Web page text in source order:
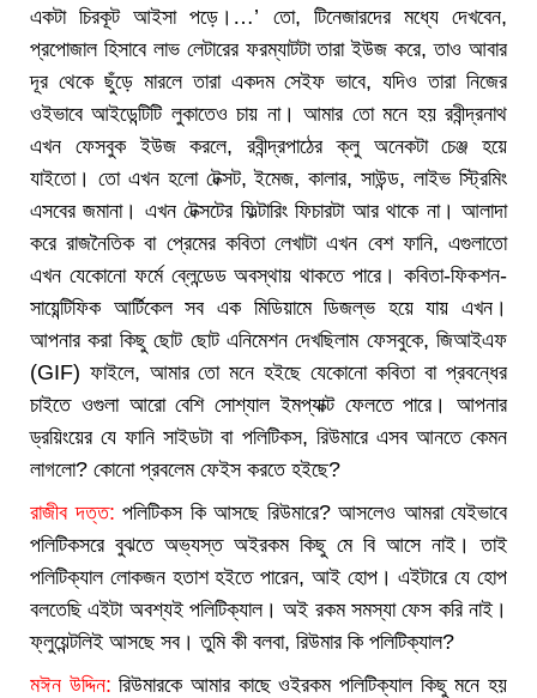
একটা চিরকূট আইসা পড়ে।…’ তো, টিনেজারদের মধ্যে দেখবেন,
প্রপোজাল হিসাবে লাভ লেটারের ফরম্যাটটা তারা ইউজ করে, তাও আবার
দূর থেকে ছুঁড়ে মারলে তারা একদম সেইফ ভাবে, যদিও তারা নিজের
ওইভাবে আইডেন্টিটি লুকাতেও চায় না। আমার তো মনে হয় রবীন্দ্রনাথ
এখন ফেসবুক ইউজ করলে, রবীন্দ্রপাঠের ক্লু অনেকটা চেঞ্জ হয়ে
যাইতো। তো এখন হলো টেক্সট, ইমেজ, কালার, সাউন্ড, লাইভ স্ট্রিমিং
এসবের জমানা। এখন টেক্সটের ফিল্টারিং ফিচারটা আর থাকে না। আলাদা
করে রাজনৈতিক বা প্রেমের কবিতা লেখাটা এখন বেশ ফানি, এগুলাতো
এখন যেকোনো ফর্মে ব্লেন্ডেড অবস্থায় থাকতে পারে। কবিতা-ফিকশন-
সায়েন্টিফিক আর্টিকেল সব এক মিডিয়ামে ডিজল্ভ হয়ে যায় এখন।
আপনার করা কিছু ছোট ছোট এনিমেশন দেখছিলাম ফেসবুকে, জিআইএফ
(GIF) ফাইলে, আমার তো মনে হইছে যেকোনো কবিতা বা প্রবন্ধের
চাইতে ওগুলা আরো বেশি সোশ্যাল ইমপ্যাক্ট ফেলতে পারে। আপনার
ড্রয়িংয়ের যে ফানি সাইডটা বা পলিটিকস, রিউমারে এসব আনতে কেমন
লাগলো? কোনো প্রবলেম ফেইস করতে হইছে?
রাজীব দত্ত: পলিটিকস কি আসছে রিউমারে? আসলেও আমরা যেইভাবে
পলিটিকসরে বুঝতে অভ্যস্ত অইরকম কিছু মে বি আসে নাই। তাই
পলিটিক্যাল লোকজন হতাশ হইতে পারেন, আই হোপ। এইটারে যে হোপ
বলতেছি এইটা অবশ্যই পলিটিক্যাল। অই রকম সমস্যা ফেস করি নাই।
ফ্লুয়েন্টলিই আসছে সব। তুমি কী বলবা, রিউমার কি পলিটিক্যাল?
মঈন উদ্দিন: রিউমারকে আমার কাছে ওইরকম পলিটিক্যাল কিছু মনে হয়